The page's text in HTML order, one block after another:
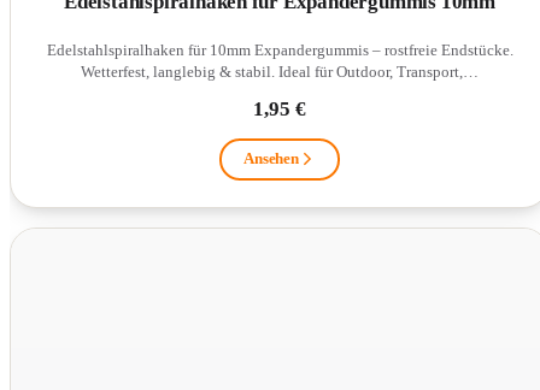
Edelstahlspiralhaken für 10mm Expandergummis – rostfreie Endstücke.
Wetterfest, langlebig & stabil. Ideal für Outdoor, Transport,…
1,95 €
Ansehen